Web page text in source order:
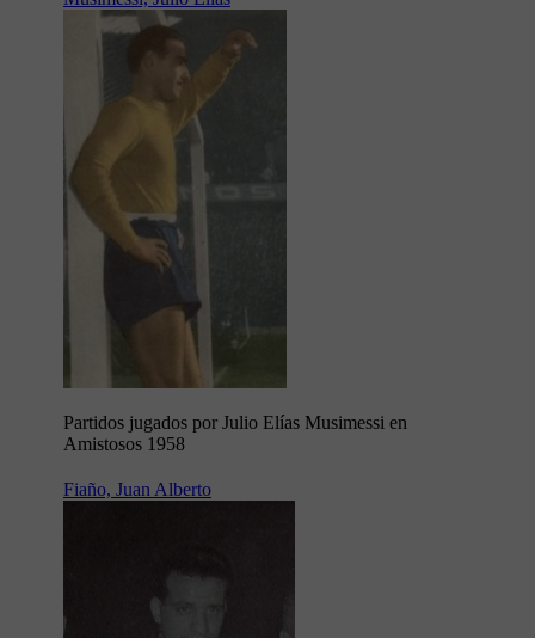
Partidos jugados por Julio Elías Musimessi en
Amistosos 1958
Fiaño, Juan Alberto